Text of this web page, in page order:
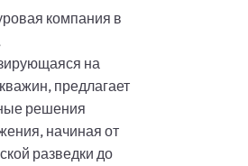
компания в
на
предлагает
решения
начиная от
разведки до